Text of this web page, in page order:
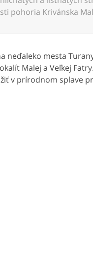
pohoria Krivánska
neďaleko mesta
Malej a Veľkej
v prírodnom splave